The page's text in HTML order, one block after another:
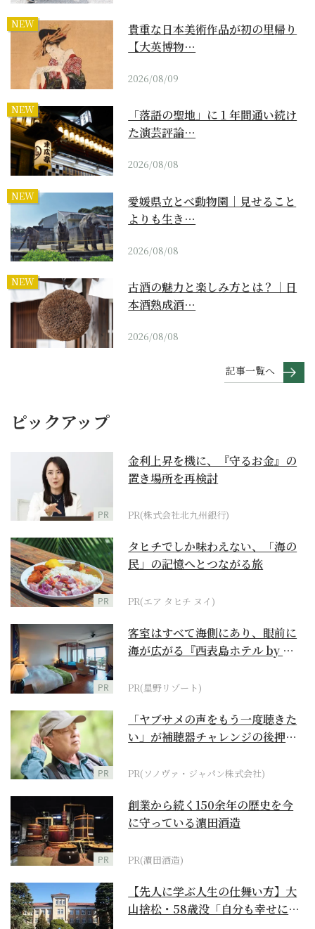
NEW
貴重な日本美術作品が初の里帰り
【大英博物…
2026/08/09
NEW
「落語の聖地」に１年間通い続け
た演芸評論…
2026/08/08
NEW
愛媛県立とべ動物園｜見せること
よりも生き…
2026/08/08
NEW
古酒の魅力と楽しみ方とは？｜日
本酒熟成酒…
2026/08/08
記事一覧へ
ピックアップ
PR
金利上昇を機に、『守るお金』の
置き場所を再検討
PR(株式会社北九州銀行)
PR
タヒチでしか味わえない、「海の
民」の記憶へとつながる旅
PR(エア タヒチ ヌイ)
PR
客室はすべて海側にあり、眼前に
海が広がる『西表島ホテル by 星
PR(星野リゾート)
PR
「ヤブサメの声をもう一度聴きた
い」が補聴器チャレンジの後押し
PR(ソノヴァ・ジャパン株式会社)
PR
創業から続く150余年の歴史を今
に守っている濵田酒造
PR(濵田酒造)
【先人に学ぶ人生の仕舞い方】大
山捨松・58歳没「自分も幸せにな